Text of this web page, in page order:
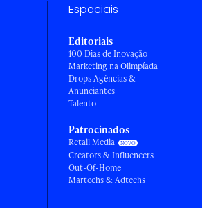
Especiais
Editoriais
100 Dias de Inovação
Marketing na Olimpíada
Drops Agências &
Anunciantes
Talento
Patrocinados
Retail Media
Creators & Influencers
Out-Of-Home
Martechs & Adtechs